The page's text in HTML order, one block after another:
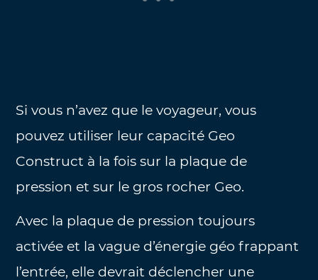
Si vous n’avez que le voyageur, vous
pouvez utiliser leur capacité Geo
Construct à la fois sur la plaque de
pression et sur le gros rocher Geo.
Avec la plaque de pression toujours
activée et la vague d’énergie géo frappant
l’entrée, elle devrait déclencher une